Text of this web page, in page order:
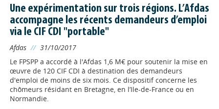
Une expérimentation sur trois régions. L’Afdas
accompagne les récents demandeurs d’emploi
via le CIF CDI "portable"
Afdas // 31/10/2017
Le FPSPP a accordé à l'Afdas 1,6 M€ pour soutenir la mise en
œuvre de 120 CIF CDI à destination des demandeurs
d'emploi de moins de six mois. Ce dispositif concerne les
chômeurs résidant en Bretagne, en l’Ile-de-France ou en
Normandie.